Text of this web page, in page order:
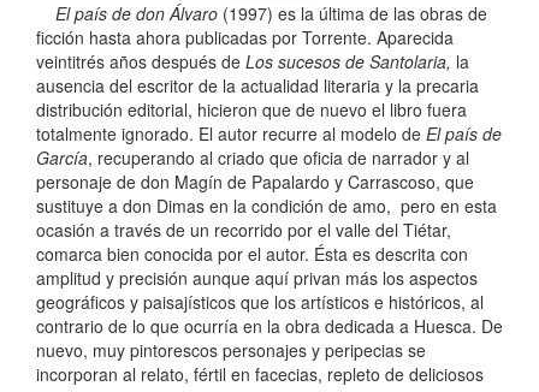
El país de don Álvaro (1997) es la última de las obras de
ficción hasta ahora publicadas por Torrente. Aparecida
veintitrés años después de Los sucesos de Santolaria, la
ausencia del escritor de la actualidad literaria y la precaria
distribución editorial, hicieron que de nuevo el libro fuera
totalmente ignorado. El autor recurre al modelo de El país de
García, recuperando al criado que oficia de narrador y al
personaje de don Magín de Papalardo y Carrascoso, que
sustituye a don Dimas en la condición de amo, pero en esta
ocasión a través de un recorrido por el valle del Tiétar,
comarca bien conocida por el autor. Ésta es descrita con
amplitud y precisión aunque aquí privan más los aspectos
geográficos y paisajísticos que los artísticos e históricos, al
contrario de lo que ocurría en la obra dedicada a Huesca. De
nuevo, muy pintorescos personajes y peripecias se
incorporan al relato, fértil en facecias, repleto de deliciosos